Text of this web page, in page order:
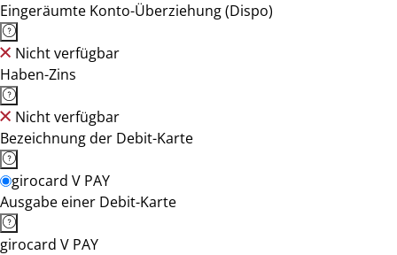
Eingeräumte Konto-Überziehung (Dispo)
Nicht verfügbar
Haben-Zins
Nicht verfügbar
Bezeichnung der Debit-Karte
girocard V PAY
Ausgabe einer Debit-Karte
girocard V PAY